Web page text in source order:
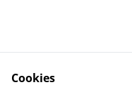
Cookies